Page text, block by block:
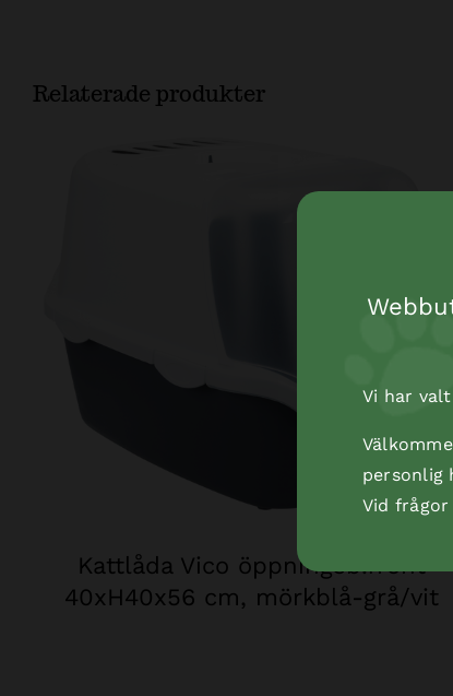
Relaterade produkter
Kattlåda Vico öppningsb.front
40xH40x56 cm, mörkblå-grå/vit
Vi har
personlig
Vid